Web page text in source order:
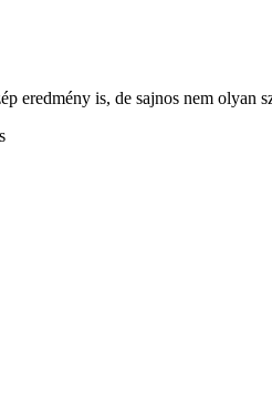
eredmény is, de sajnos nem olyan